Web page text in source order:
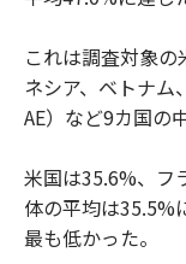
これは調査対象
ネシア、ベトナム
AE）など9カ国の
米国は35.6%、フ
体の平均は35.5%
最も低かった。